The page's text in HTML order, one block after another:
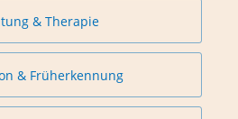
& Therapie
& Früherkennung